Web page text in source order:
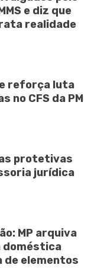
e diz que
realidade
reforça luta
no CFS da PM
protetivas
jurídica
MP arquiva
doméstica
de elementos